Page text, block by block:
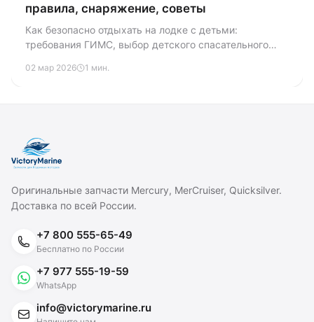
правила, снаряжение, советы
Как безопасно отдыхать на лодке с детьми:
требования ГИМС, выбор детского спасательного
советы от опытных судоводителей для семейных
02 мар 2026 1 мин.
Оригинальные запчасти Mercury, MerCruiser, Quicksilver.
Доставка по всей России.
+7 800 555-65-49
Бесплатно по России
+7 977 555-19-59
WhatsApp
info@victorymarine.ru